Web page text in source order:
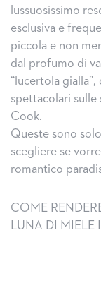
lussuosissimo
esclusiva e
piccola e non
dal profumo di
“lucertola
spettacolari sulle
Cook.
Queste sono
scegliere se
romantico
COME
LUNA DI MIELE